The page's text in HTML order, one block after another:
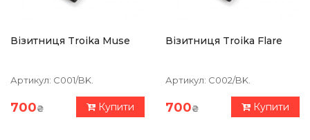
Візитниця Troika Muse
Артикул: C001/BK.
700₴ Купити
Візитниця Troika Flare
Артикул: C002/BK.
700₴ Купити